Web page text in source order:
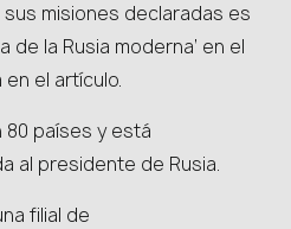
sus misiones declaradas es
de la Rusia moderna’ en el
el artículo.
80 países y está
al presidente de Rusia.
filial de